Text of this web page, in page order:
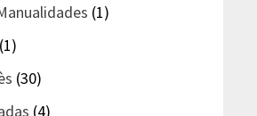
(1)
(1)
(30)
(4)